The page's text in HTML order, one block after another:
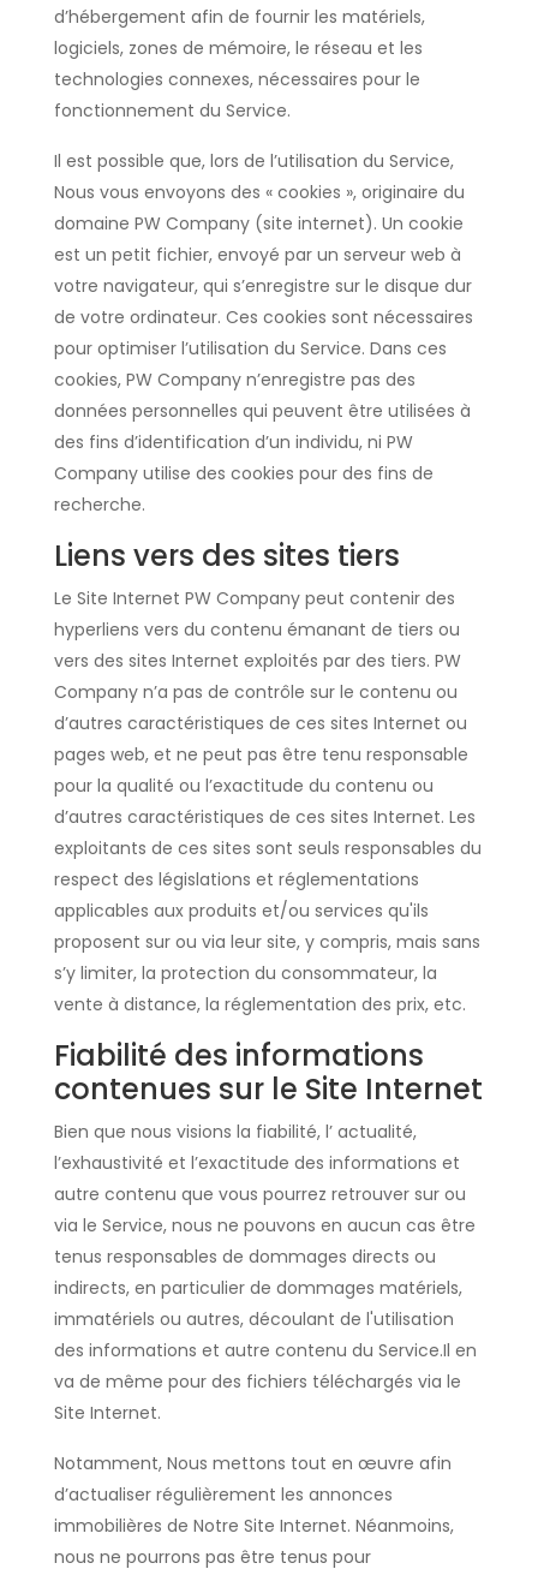
d’hébergement afin de fournir les matériels,
logiciels, zones de mémoire, le réseau et les
technologies connexes, nécessaires pour le
fonctionnement du Service.
Il est possible que, lors de l’utilisation du Service,
Nous vous envoyons des « cookies », originaire du
domaine PW Company (site internet). Un cookie
est un petit fichier, envoyé par un serveur web à
votre navigateur, qui s’enregistre sur le disque dur
de votre ordinateur. Ces cookies sont nécessaires
pour optimiser l’utilisation du Service. Dans ces
cookies, PW Company n’enregistre pas des
données personnelles qui peuvent être utilisées à
des fins d’identification d’un individu, ni PW
Company utilise des cookies pour des fins de
recherche.
Liens vers des sites tiers
Le Site Internet PW Company peut contenir des
hyperliens vers du contenu émanant de tiers ou
vers des sites Internet exploités par des tiers. PW
Company n’a pas de contrôle sur le contenu ou
d’autres caractéristiques de ces sites Internet ou
pages web, et ne peut pas être tenu responsable
pour la qualité ou l’exactitude du contenu ou
d’autres caractéristiques de ces sites Internet. Les
exploitants de ces sites sont seuls responsables du
respect des législations et réglementations
applicables aux produits et/ou services qu'ils
proposent sur ou via leur site, y compris, mais sans
s’y limiter, la protection du consommateur, la
vente à distance, la réglementation des prix, etc.
Fiabilité des informations
contenues sur le Site Internet
Bien que nous visions la fiabilité, l’ actualité,
l’exhaustivité et l’exactitude des informations et
autre contenu que vous pourrez retrouver sur ou
via le Service, nous ne pouvons en aucun cas être
tenus responsables de dommages directs ou
indirects, en particulier de dommages matériels,
immatériels ou autres, découlant de l'utilisation
des informations et autre contenu du Service.Il en
va de même pour des fichiers téléchargés via le
Site Internet.
Notamment, Nous mettons tout en œuvre afin
d’actualiser régulièrement les annonces
immobilières de Notre Site Internet. Néanmoins,
nous ne pourrons pas être tenus pour